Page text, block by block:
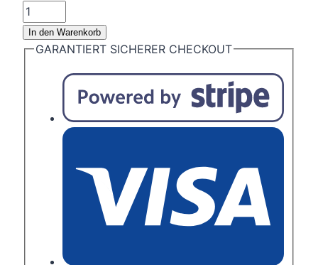
Zellophan
im
Bogenformat,
In den Warenkorb
GARANTIERT SICHERER CHECKOUT